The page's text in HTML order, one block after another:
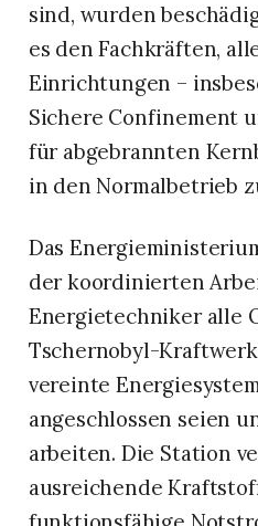
sind, wurden
es den Fachkräften,
Einrichtungen –
Sichere Confinement
für abgebrannten
in den Normalbetrieb
Das
der koordinierten
Energietechniker alle
Tschernobyl-
vereinte
angeschlossen seien
arbeiten. Die Station
ausreichende